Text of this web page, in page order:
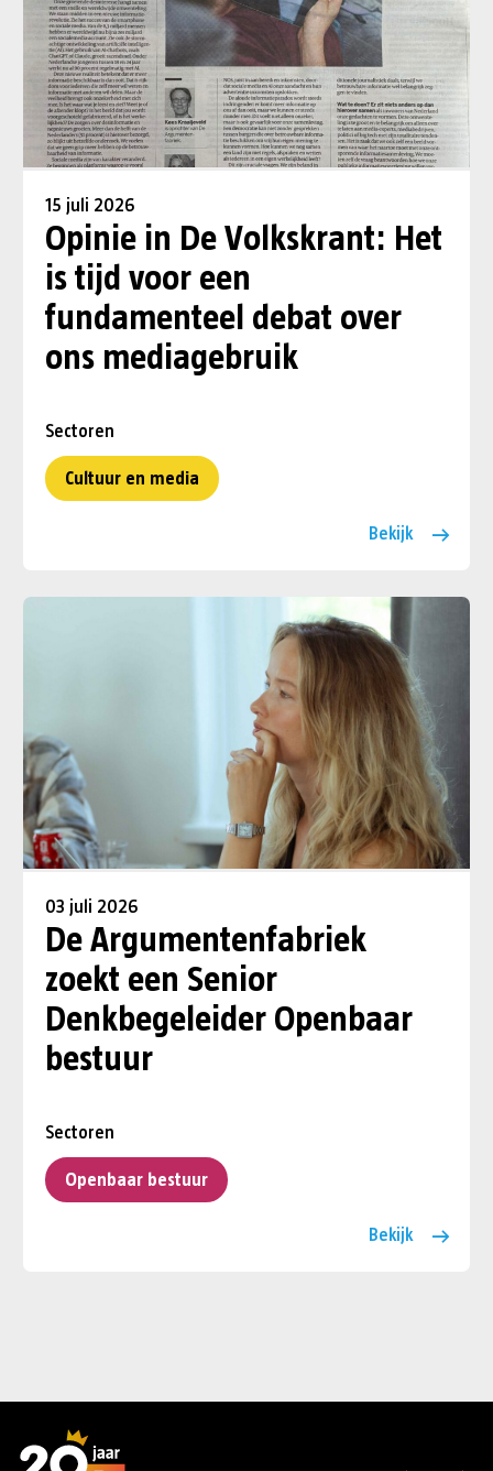
15 juli 2026
Opinie in De Volkskrant: Het
is tijd voor een
fundamenteel debat over
ons mediagebruik
Sectoren
Cultuur en media
Bekijk
03 juli 2026
De Argumentenfabriek
zoekt een Senior
Denkbegeleider Openbaar
bestuur
Sectoren
Openbaar bestuur
Bekijk